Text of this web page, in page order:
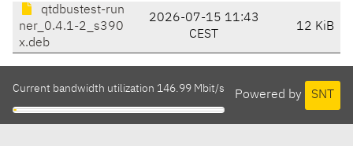
qtdbustest-run
ner_0.4.1-2_s390
x.deb
2026-07-15 11:43
CEST
12 KiB
Powered by SNT
Current bandwidth utilization 146.99 Mbit/s